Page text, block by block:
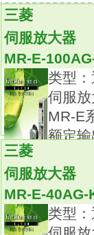
KH003由于这
所以与前面两
对减小，
而且系统的测
但是这也使
际运行情况。
通常情况下，
空载情况下的
而不能对伺
轴伺服放大器。
三菱通用AC
额定输出：
三菱
伺服放大器
MR-E-
类型
伺服
MR-E
额定
三菱
伺服放大器
MR-E-40AG-
类型